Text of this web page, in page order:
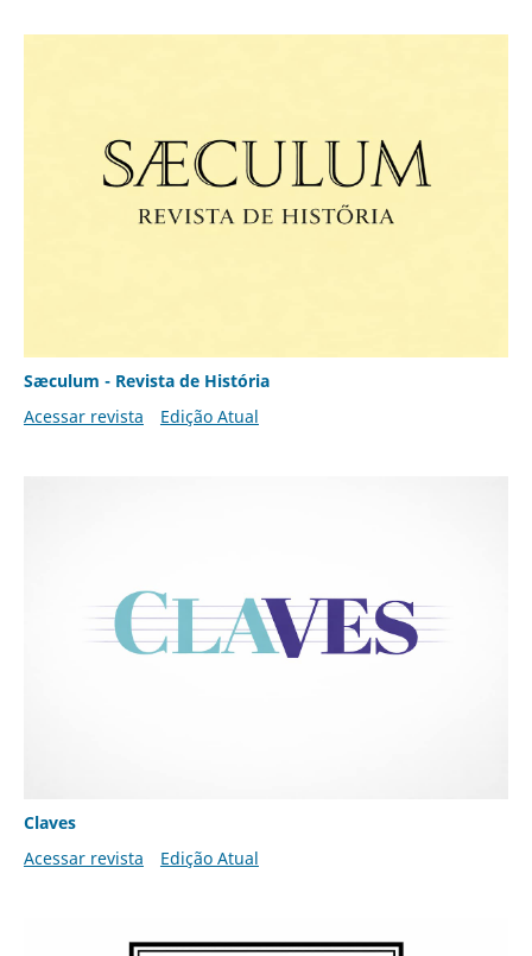
Sæculum - Revista de História
Acessar revista
Edição Atual
Claves
Acessar revista
Edição Atual